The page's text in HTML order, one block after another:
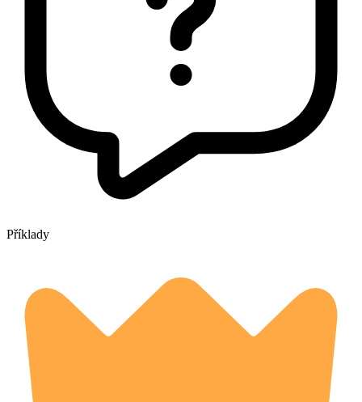
Příklady